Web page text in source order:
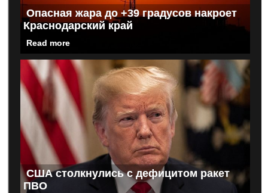
Опасная жара до +39 градусов накроет
Краснодарский край
Read more
США столкнулись с дефицитом ракет
ПВО